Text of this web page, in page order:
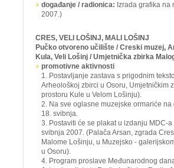
događanje / radionica: Izrada grafika
2007.)
CRES, VELI LOŠINJ, MALI LOŠINJ
Pučko otvoreno učilište / Creski muzej,
Kula, Veli Lošinj / Umjetnička zbirka
promotivne aktivnosti
1. Postavljanje zastava s prigodnim
Arheološkoj zbirci u Osoru, Umjetničkim
prostoru Kule u Velom Lošinju).
2. Na sve oglasne muzejske ormariće
18. svibnja.
3. Postaviti će se plakat u izdanju MDC-
svibnja 2007. (Palača Arsan, zgrada
Malome Lošinju, u Muzejsko -
u Osoru).
4. Program proslave Međunarodnog